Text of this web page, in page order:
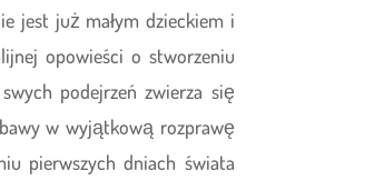
jest już małym dzieckiem i
opowieści o stworzeniu
podejrzeń zwierza się
w wyjątkową rozprawę
pierwszych dniach świata